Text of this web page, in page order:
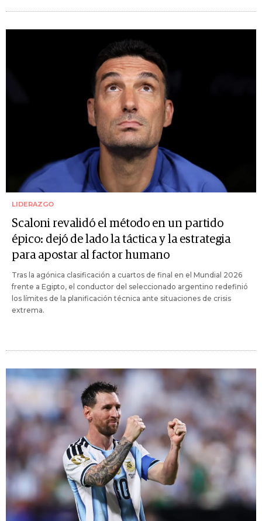
LIDERAZGO
Scaloni revalidó el método en un partido
épico: dejó de lado la táctica y la estrategia
para apostar al factor humano
Tras la agónica clasificación a cuartos de final en el Mundial 2026
frente a Egipto, el conductor del seleccionado argentino redefinió
los límites de la planificación técnica ante situaciones de crisis
extrema.